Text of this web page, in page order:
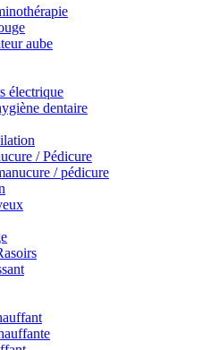
aube
électrique
dentaire
/ Pédicure
/ pédicure